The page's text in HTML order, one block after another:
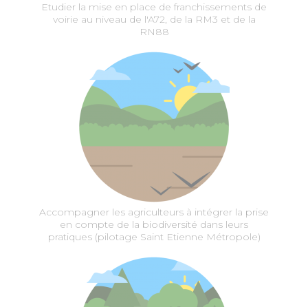
Etudier la mise en place de franchissements de
voirie au niveau de l'A72, de la RM3 et de la
RN88
Accompagner les agriculteurs à intégrer la prise
en compte de la biodiversité dans leurs
pratiques (pilotage Saint Etienne Métropole)